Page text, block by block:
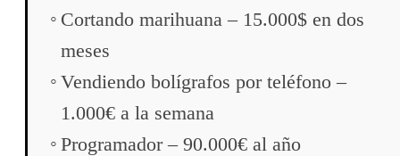
Cortando marihuana – 15.000$ en dos
meses
Vendiendo bolígrafos por teléfono –
1.000€ a la semana
Programador – 90.000€ al año